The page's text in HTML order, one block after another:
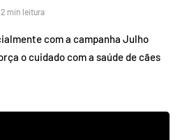
2 min leitura
com a campanha Julho
o cuidado com a saúde de cães